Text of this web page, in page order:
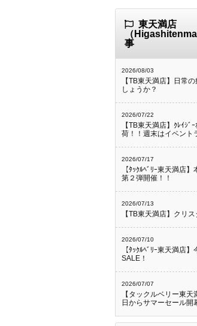
東天満店
（
事
2026/08/03
【TB東天満店】日常
しょうか？
2026/07/22
【TB東天満店】ｸﾚｲｼﾞｰ
荷！！週末はイベント
2026/07/17
【ﾀｯｸﾙﾍﾞﾘｰ東天満店
第２弾開催！！
2026/07/13
【TB東天満店】クリ
2026/07/10
【ﾀｯｸﾙﾍﾞﾘｰ東天満店
SALE！
2026/07/07
【タックルベリー東
日からサマーセール開